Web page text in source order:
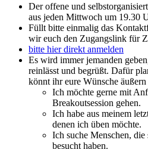
Der offene und
aus jeden Mittwoch um 19.30
Füllt bitte einmalig das
wir euch den Zugangslink für
bitte hier direkt anmelden
Es wird immer jemanden
reinlässt und begrüßt. Dafür
könnt ihr eure Wünsche
Ich möchte gerne mit
Breakoutsession gehen.
Ich habe aus meinem
denen ich üben möchte.
Ich suche Menschen, die
besucht haben.